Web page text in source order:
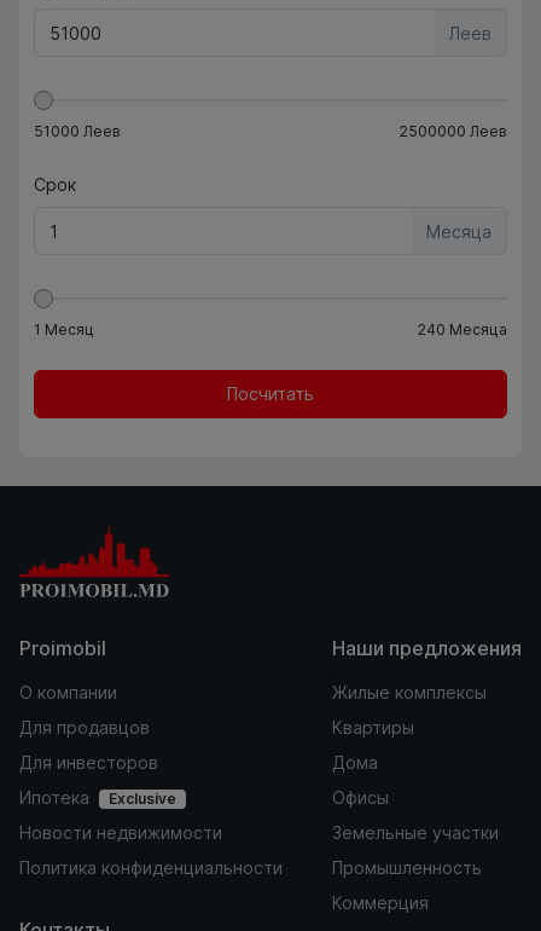
Леев
51000 Леев 2500000 Леев
Срок
Месяца
1 Месяц 240 Месяца
Посчитать
Proimobil
О компании
Для продавцов
Для инвесторов
Ипотека
Exclusive
Новости недвижимости
Политика конфиденциальности
Наши предложения
Жилые комплексы
Квартиры
Дома
Офисы
Земельные участки
Промышленность
Коммерция